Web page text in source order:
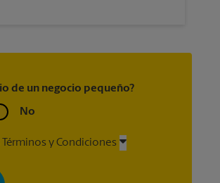
de un negocio pequeño?
No
y Condiciones
correos electrónicos de The UPS Store
promociones y mensajes